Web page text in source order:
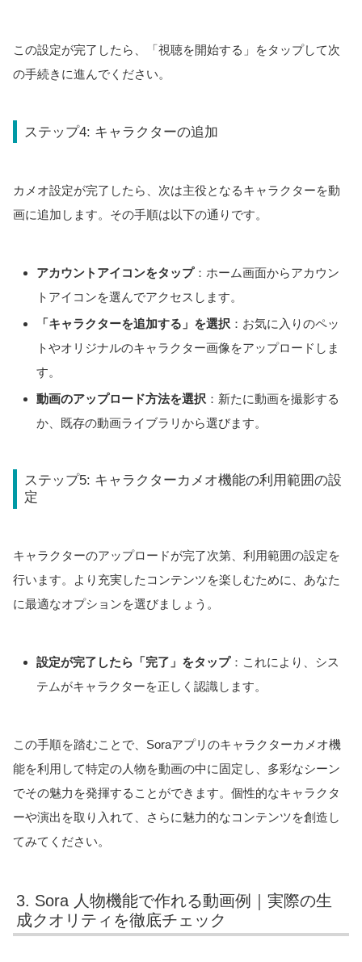
この設定が完了したら、「視聴を開始する」をタップして次
の手続きに進んでください。
ステップ4: キャラクターの追加
カメオ設定が完了したら、次は主役となるキャラクターを動
画に追加します。その手順は以下の通りです。
アカウントアイコンをタップ：ホーム画面からアカウン
トアイコンを選んでアクセスします。
「キャラクターを追加する」を選択 ：お気に入りのペッ
トやオリジナルのキャラクター画像をアップロードしま
す。
動画のアップロード方法を選択 ：新たに動画を撮影する
か、既存の動画ライブラリから選びます。
ステップ5: キャラクターカメオ機能の利用範囲の設
定
キャラクターのアップロードが完了次第、利用範囲の設定を
行います。より充実したコンテンツを楽しむために、あなた
に最適なオプションを選びましょう。
設定が完了したら「完了」をタップ：これにより、シス
テムがキャラクターを正しく認識します。
この手順を踏むことで、Soraアプリのキャラクターカメオ機
能を利用して特定の人物を動画の中に固定し、多彩なシーン
でその魅力を発揮することができます。個性的なキャラクタ
ーや演出を取り入れて、さらに魅力的なコンテンツを創造し
てみてください。
3. Sora 人物機能で作れる動画例｜実際の生
成クオリティを徹底チェック